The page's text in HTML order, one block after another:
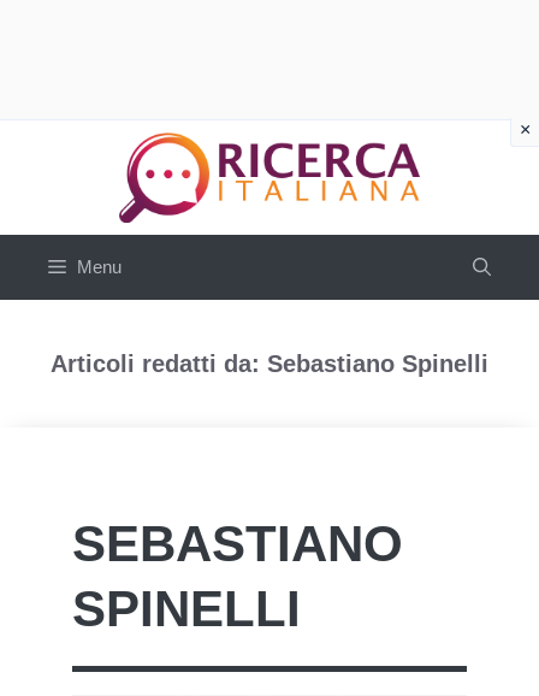
Menu
Articoli redatti da: Sebastiano Spinelli
SEBASTIANO
SPINELLI